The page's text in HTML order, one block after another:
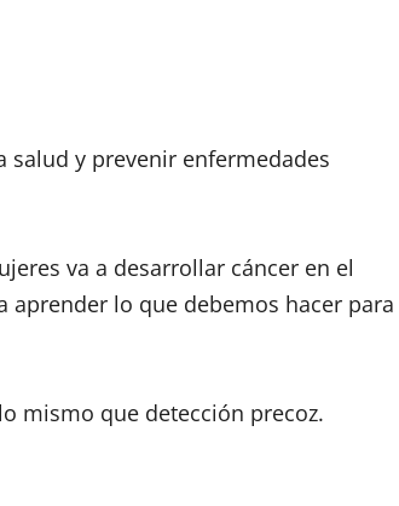
salud y prevenir enfermedades
va a desarrollar cáncer en el
aprender lo que debemos hacer para
mismo que detección precoz.